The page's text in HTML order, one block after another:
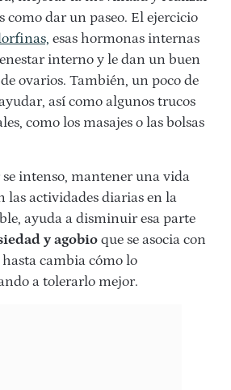
como dar un paseo. El ejercicio
esas hormonas internas
interno y le dan un buen
ovarios. También, un poco de
así como algunos trucos
como los masajes o las bolsas
intenso, mantener una vida
las actividades diarias en la
ayuda a disminuir esa parte
y agobio que se asocia con
hasta cambia cómo lo
a tolerarlo mejor.